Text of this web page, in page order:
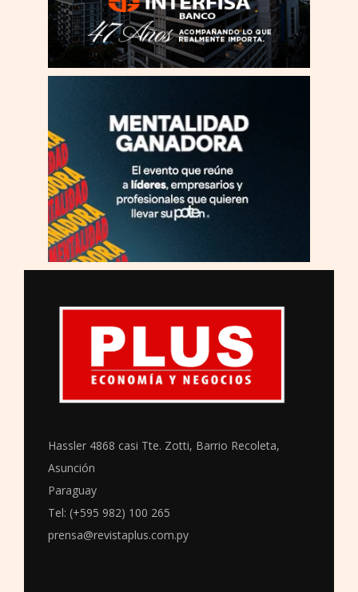
Hassler 4868 casi Tte. Zotti, Barrio Recoleta,
Asunción
Paraguay
Tel: (+595 982) 100 265
prensa@revistaplus.com.py